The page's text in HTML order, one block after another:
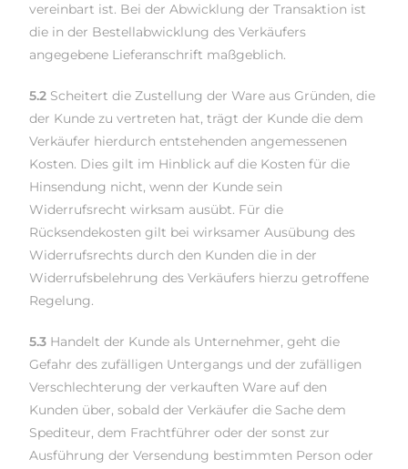
vereinbart ist. Bei der Abwicklung der Transaktion ist
die in der Bestellabwicklung des Verkäufers
angegebene Lieferanschrift maßgeblich.
5.2 Scheitert die Zustellung der Ware aus Gründen, die
der Kunde zu vertreten hat, trägt der Kunde die dem
Verkäufer hierdurch entstehenden angemessenen
Kosten. Dies gilt im Hinblick auf die Kosten für die
Hinsendung nicht, wenn der Kunde sein
Widerrufsrecht wirksam ausübt. Für die
Rücksendekosten gilt bei wirksamer Ausübung des
Widerrufsrechts durch den Kunden die in der
Widerrufsbelehrung des Verkäufers hierzu getroffene
Regelung.
5.3 Handelt der Kunde als Unternehmer, geht die
Gefahr des zufälligen Untergangs und der zufälligen
Verschlechterung der verkauften Ware auf den
Kunden über, sobald der Verkäufer die Sache dem
Spediteur, dem Frachtführer oder der sonst zur
Ausführung der Versendung bestimmten Person oder